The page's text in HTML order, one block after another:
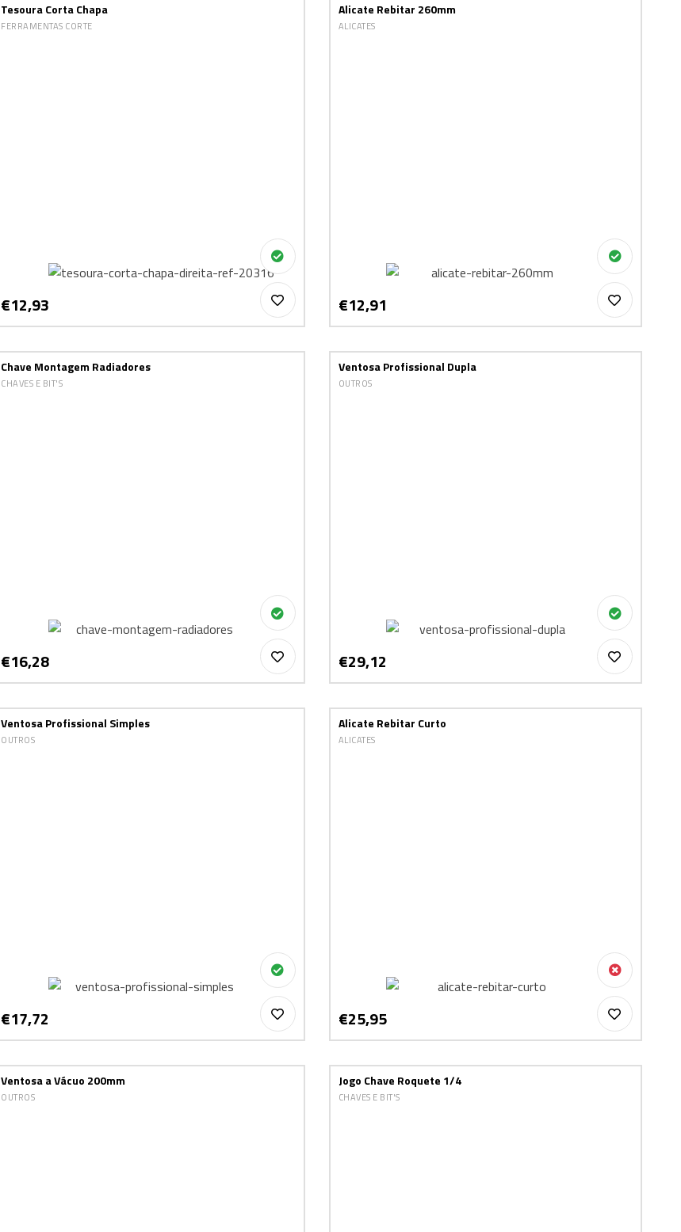
Tesoura Corta Chapa
FERRAMENTAS CORTE
€12,93
Alicate Rebitar 260mm
ALICATES
€12,91
Chave Montagem Radiadores
CHAVES E BIT'S
€16,28
Ventosa Profissional Dupla
OUTROS
€29,12
Ventosa Profissional Simples
OUTROS
€17,72
Alicate Rebitar Curto
ALICATES
€25,95
Ventosa a Vácuo 200mm
OUTROS
Jogo Chave Roquete 1/4
CHAVES E BIT'S